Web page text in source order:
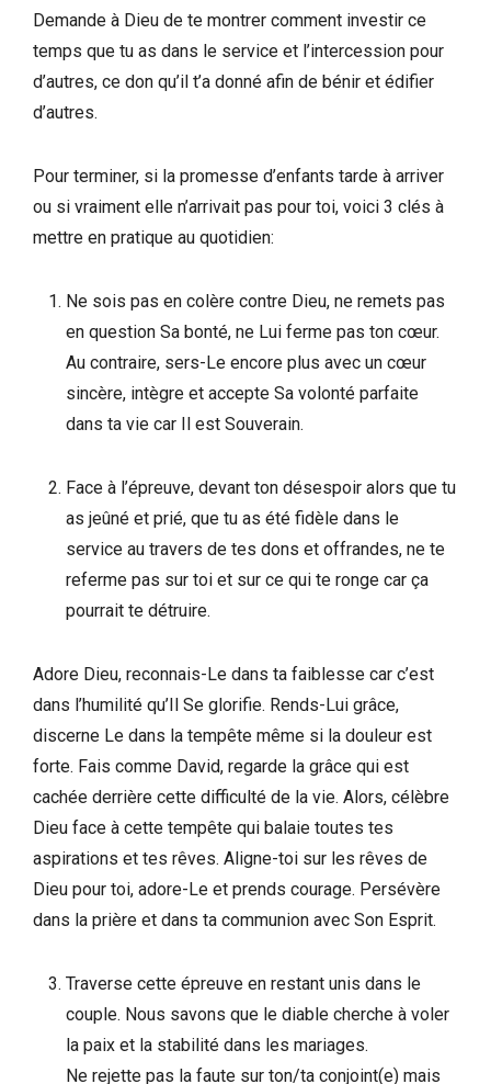
Demande à Dieu de te montrer comment investir ce
temps que tu as dans le service et l’intercession pour
d’autres, ce don qu’il t’a donné afin de bénir et édifier
d’autres.
Pour terminer, si la promesse d’enfants tarde à arriver
ou si vraiment elle n’arrivait pas pour toi, voici 3 clés à
mettre en pratique au quotidien:
Ne sois pas en colère contre Dieu, ne remets pas
en question Sa bonté, ne Lui ferme pas ton cœur.
Au contraire, sers-Le encore plus avec un cœur
sincère, intègre et accepte Sa volonté parfaite
dans ta vie car Il est Souverain.
Face à l’épreuve, devant ton désespoir alors que tu
as jeûné et prié, que tu as été fidèle dans le
service au travers de tes dons et offrandes, ne te
referme pas sur toi et sur ce qui te ronge car ça
pourrait te détruire.
Adore Dieu, reconnais-Le dans ta faiblesse car c’est
dans l’humilité qu’Il Se glorifie. Rends-Lui grâce,
discerne Le dans la tempête même si la douleur est
forte. Fais comme David, regarde la grâce qui est
cachée derrière cette difficulté de la vie. Alors, célèbre
Dieu face à cette tempête qui balaie toutes tes
aspirations et tes rêves. Aligne-toi sur les rêves de
Dieu pour toi, adore-Le et prends courage. Persévère
dans la prière et dans ta communion avec Son Esprit.
Traverse cette épreuve en restant unis dans le
couple. Nous savons que le diable cherche à voler
la paix et la stabilité dans les mariages.
Ne rejette pas la faute sur ton/ta conjoint(e) mais